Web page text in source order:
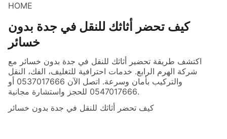
HOME
كيف تحضر أثاثك للنقل في جدة بدون
خسائر
اكتشف طريقة تحضير أثاثك للنقل في جدة بدون خسائر مع
شركة الهرم الرابع. خدمات احترافية للتغليف، الفك، النقل
والتركيب بأمان وسرعة. اتصل الآن 0537017666 أو
0547017666 للحجز واستشارة مجانية.
كيف تحضر أثاثك للنقل في جدة بدون خسائر